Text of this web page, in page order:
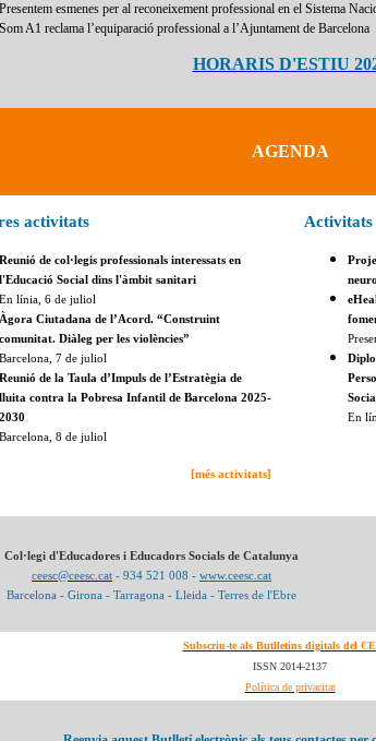
Presentem esmenes per al reconeixement professional en el Sistema
Som A1 reclama l’equiparació professional a l’Ajuntament de Barcelona
HORARIS D'ESTIU
AGENDA
activitats
Reunió de col·legis professionals interessats en
l'Educació Social dins l'àmbit sanitari
En línia, 6 de juliol
Àgora Ciutadana de l’Acord. “Construint
comunitat. Diàleg per les violències”
Barcelona, 7 de juliol
Reunió de la Taula d’Impuls de l’Estratègia de
lluita contra la Pobresa Infantil de Barcelona 2025-
2030
Barcelona, 8 de juliol
[més activitats]
Activitats
En
Col·legi d'Educadores i Educadors Socials de Catalunya
ceesc@ceesc.cat - 934 521 008 - www.ceesc.cat
Barcelona - Girona - Tarragona - Lleida - Terres de l'Ebre
Subscriu-te als Butlletins digitals del
ISSN 2014-2137
Política de privacitat